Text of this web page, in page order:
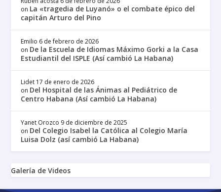
on La «tragedia de Luyanó» o el combate épico del
capitán Arturo del Pino
Emilio 6 de febrero de 2026
on De la Escuela de Idiomas Máximo Gorki a la Casa
Estudiantil del ISPLE (Así cambió La Habana)
Lidet 17 de enero de 2026
on Del Hospital de las Ánimas al Pediátrico de
Centro Habana (Así cambió La Habana)
Yanet Orozco 9 de diciembre de 2025
on Del Colegio Isabel la Católica al Colegio María
Luisa Dolz (así cambió La Habana)
Galería de Videos